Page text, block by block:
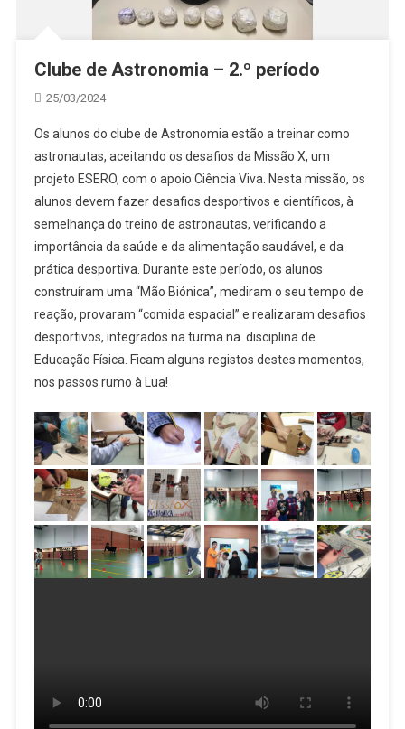
Clube de Astronomia – 2.º período
25/03/2024
Os alunos do clube de Astronomia estão a treinar como
astronautas, aceitando os desafios da Missão X, um
projeto ESERO, com o apoio Ciência Viva. Nesta missão, os
alunos devem fazer desafios desportivos e científicos, à
semelhança do treino de astronautas, verificando a
importância da saúde e da alimentação saudável, e da
prática desportiva. Durante este período, os alunos
construíram uma “Mão Biónica”, mediram o seu tempo de
reação, provaram “comida espacial” e realizaram desafios
desportivos, integrados na turma na disciplina de
Educação Física. Ficam alguns registos destes momentos,
nos passos rumo à Lua!